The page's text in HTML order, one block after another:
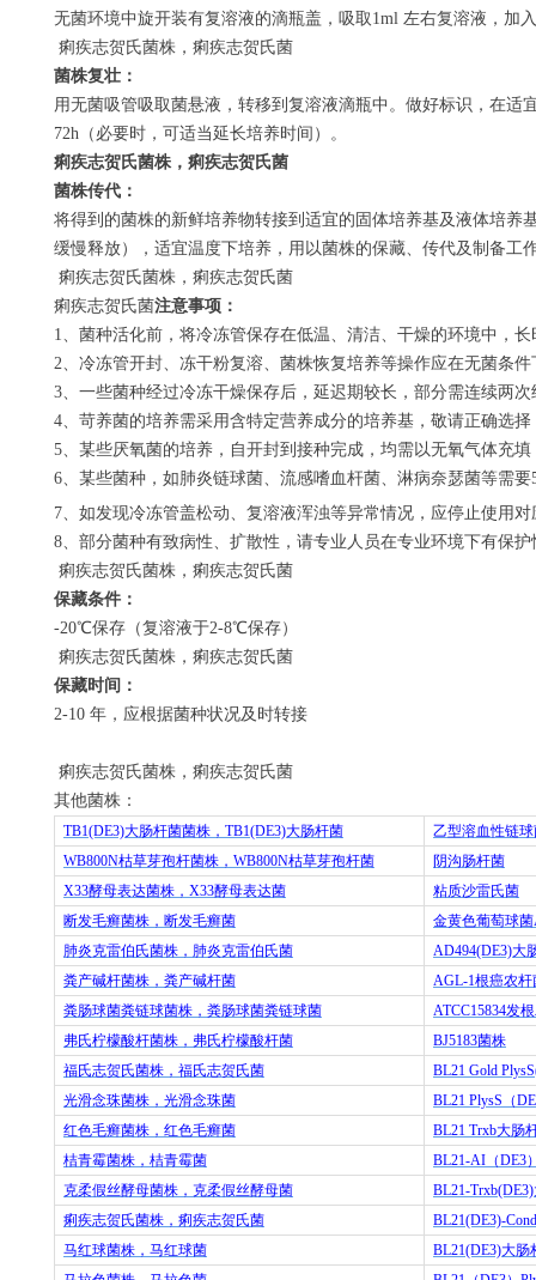
无菌环境中旋开装有复溶液的滴瓶盖，吸取 1ml 左右复溶液，加
痢疾志贺氏菌株，痢疾志贺氏菌
菌株复壮：
用无菌吸管吸取菌悬液，转移到复溶液滴瓶中。做好标识，在适
72h （必要时，可适当延长培养时间）。
痢疾志贺氏菌株，痢疾志贺氏菌
菌株传代：
将得到的菌株的新鲜培养物转接到适宜的固体培养基及液体培养
缓慢释放），适宜温度下培养，用以菌株的保藏、传代及制备工
痢疾志贺氏菌株，痢疾志贺氏菌
痢疾志贺氏菌注意事项：
1、菌种活化前，将冷冻管保存在低温、清洁、干燥的环境中，
2、冷冻管开封、冻干粉复溶、菌株恢复培养等操作应在无菌条件
3、一些菌种经过冷冻干燥保存后，延迟期较长，部分需连续两
4、苛养菌的培养需采用含特定营养成分的培养基，敬请正确选
5、某些厌氧菌的培养，自开封到接种完成，均需以无氧气体充
6、某些菌种，如肺炎链球菌、流感嗜血杆菌、淋病奈瑟菌等需要
7 、如发现冷冻管盖松动、复溶液浑浊等异常情况，应停止使用
8 、部分菌种有致病性、扩散性，请专业人员在专业环境下有保
痢疾志贺氏菌株，痢疾志贺氏菌
保藏条件：
-20℃保存（复溶液于2-8℃保存）
痢疾志贺氏菌株，痢疾志贺氏菌
保藏时间：
2-10 年，应根据菌种状况及时转接
痢疾志贺氏菌株，痢疾志贺氏菌
其他菌株：
TB1(DE3)大肠杆菌菌株， TB1(DE3)大肠杆菌
乙型溶血性链
WB800N枯草芽孢杆菌株， WB800N枯草芽孢杆菌
阴沟肠杆菌
X33酵母表达菌株， X33酵母表达菌
粘质沙雷氏菌
断发毛癣菌株，断发毛癣菌
金黄色葡萄球菌
肺炎克雷伯氏菌株，肺炎克雷伯氏菌
AD494(DE3)大
粪产碱杆菌株，粪产碱杆菌
AGL-1根癌农杆
粪肠球菌粪链球菌株，粪肠球菌粪链球菌
ATCC15834发
弗氏柠檬酸杆菌株，弗氏柠檬酸杆菌
BJ5183菌株
福氏志贺氏菌株，福氏志贺氏菌
BL21 Gold
光滑念珠菌株，光滑念珠菌
BL21 PlysS （
红色毛癣菌株，红色毛癣菌
BL21 Trxb大肠
桔青霉菌株，桔青霉菌
BL21-AI （DE3
克柔假丝酵母菌株，克柔假丝酵母菌
BL21-Trxb(DE3)
痢疾志贺氏菌株，痢疾志贺氏菌
BL21(DE3)-
马红球菌株，马红球菌
BL21(DE3)大肠